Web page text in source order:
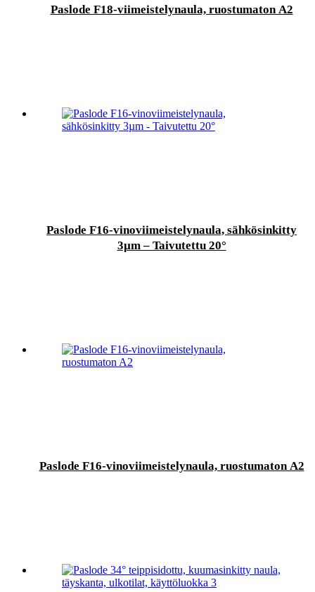
Paslode F18-viimeistelynaula, ruostumaton A2
Paslode F16-vinoviimeistelynaula, sähkösinkitty
3µm – Taivutettu 20°
Paslode F16-vinoviimeistelynaula, ruostumaton A2